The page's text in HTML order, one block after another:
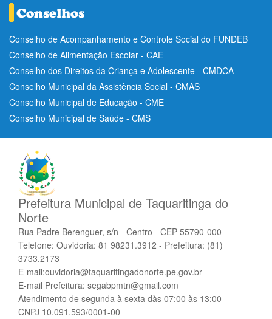
Conselho de Acompanhamento e Controle Social do FUNDEB
Conselho de Alimentação Escolar - CAE
Conselho dos Direitos da Criança e Adolescente - CMDCA
Conselho Municipal da Assistência Social - CMAS
Conselho Municipal de Educação - CME
Conselho Municipal de Saúde - CMS
Prefeitura Municipal de Taquaritinga do
Norte
Rua Padre Berenguer, s/n - Centro - CEP 55790-000
Telefone: Ouvidoria: 81 98231.3912 - Prefeitura: (81)
3733.2173
E-mail:ouvidoria@taquaritingadonorte.pe.gov.br
E-mail Prefeitura: segabpmtn@gmail.com
Atendimento de segunda à sexta dàs 07:00 às 13:00
CNPJ 10.091.593/0001-00